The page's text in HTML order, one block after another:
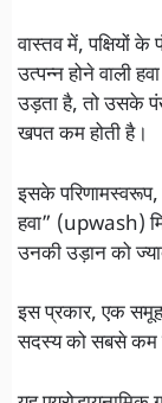
वास्तव में, पक्षियों
उत्पन्न होने वाली
उड़ता है, तो उसके
खपत कम होती है।
इसके परिणामस्वरूप,
हवा” (upwash)
उनकी उड़ान को
इस प्रकार, एक
सदस्य को सबसे कम